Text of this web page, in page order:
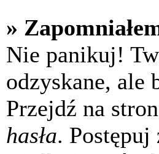
»
Nie panikuj!
odzyskane, ale
Przejdź na
hasła.